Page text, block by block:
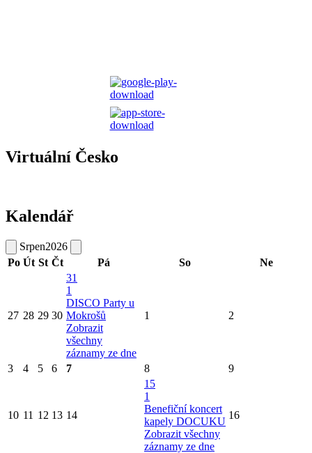
Virtuální Česko
Kalendář
Srpen2026
Po Út St Čt Pá So Ne
27 28 29 30
31
1
DISCO Party u
Mokrošů
Zobrazit
všechny
záznamy ze dne
1 2
3 4 5 6 7 8 9
10 11 12 13 14
15
1
Benefiční koncert
kapely DOCUKU
Zobrazit všechny
záznamy ze dne
16